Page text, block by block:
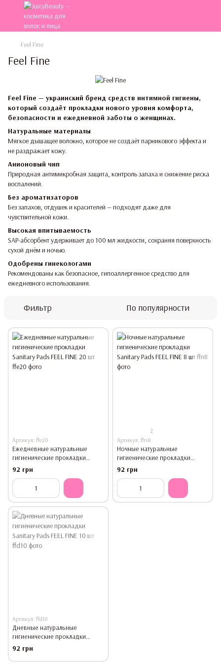
Feel Fine
Feel Fine
Feel Fine — украинский бренд средств интимной гигиены,
который создаёт прокладки нового уровня комфорта,
безопасности и ежедневной заботы о женщинах.
Натуральные материалы
Мягкое дышащее волокно, которое не создаёт парникового эффекта и
не раздражает кожу.
Анионовый чип
Природная антимикробная защита, контроль запаха и снижение риска
воспалений.
Без ароматизаторов
Без запахов, отдушек и красителей — подходят даже для
чувствительной кожи.
Высокая впитываемость
SAP-абсорбент удерживает до 100 мл жидкости, сохраняя поверхность
сухой днём и ночью.
Одобрены гинекологами
Рекомендованы как безопасное, гипоаллергенное средство для
ежедневного использования.
Фильтр По популярности
Артикул: ffe20
Ежедневные натуральные
гигиенические прокладки
Sanitary Pads FEEL FINE 20 шт
92 грн
2
Артикул: ffn8
Ночные натуральные
гигиенические прокладки
Sanitary Pads FEEL FINE 8 шт
92 грн
Артикул: ffd10
Дневные натуральные
гигиенические прокладки
Sanitary Pads FEEL FINE 10 шт
92 грн